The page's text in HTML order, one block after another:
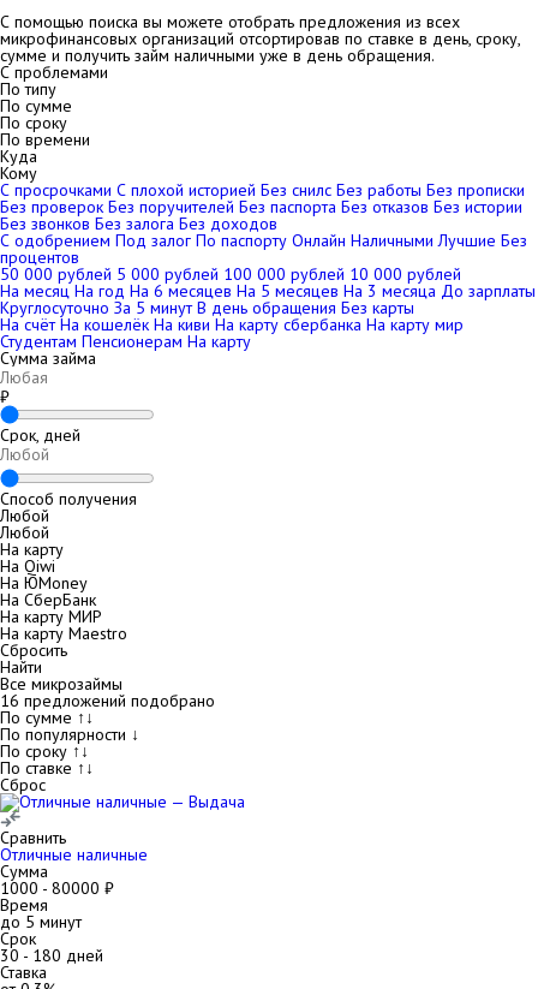
С помощью поиска вы можете отобрать предложения из всех
микрофинансовых организаций отсортировав по ставке в день, сроку,
сумме и получить займ наличными уже в день обращения.
С проблемами
По типу
По сумме
По сроку
По времени
Куда
Кому
С просрочками С плохой историей Без снилс Без работы Без прописки
Без проверок Без поручителей Без паспорта Без отказов Без истории
Без звонков Без залога Без доходов
С одобрением Под залог По паспорту Онлайн Наличными Лучшие Без
процентов
50 000 рублей 5 000 рублей 100 000 рублей 10 000 рублей
На месяц На год На 6 месяцев На 5 месяцев На 3 месяца До зарплаты
Круглосуточно За 5 минут В день обращения Без карты
На счёт На кошелёк На киви На карту сбербанка На карту мир
Студентам Пенсионерам На карту
Сумма займа
₽
Срок, дней
Способ получения
Любой
Любой
На карту
На Qiwi
На ЮMoney
На СберБанк
На карту МИР
На карту Maestro
Сбросить
Найти
Все микрозаймы
16 предложений подобрано
По сумме ↑↓
По популярности ↓
По сроку ↑↓
По ставке ↑↓
Сброс
Сравнить
Отличные наличные
Сумма
1000 - 80000 ₽
Время
до 5 минут
Срок
30 - 180 дней
Ставка